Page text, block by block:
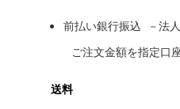
前払い銀行振込 －法
ご注文金額を指定口
送料